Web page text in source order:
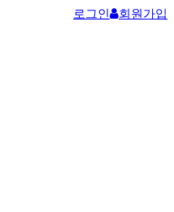
로그인 회원가입